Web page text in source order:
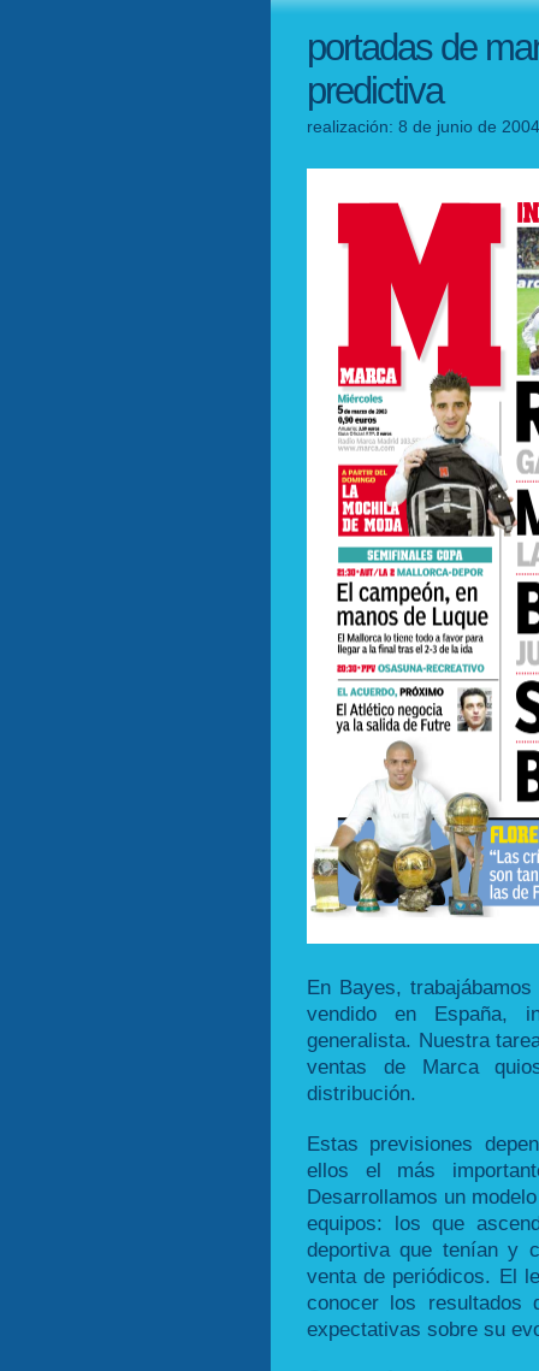
portadas de
predictiva
realización: 8 de junio de
En Bayes,
vendido en España,
generalista. Nuestra
ventas de Marca
distribución.
Estas previsiones
ellos el más
Desarrollamos un
equipos: los que
deportiva que tenían y
venta de periódicos. El
conocer los resultados
expectativas sobre su